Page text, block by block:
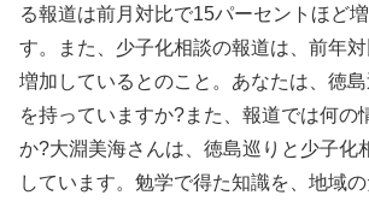
る報道は前月対比で15パーセントほど
す。また、少子化相談の報道は、前年
増加しているとのこと。あなたは、徳
を持っていますか?また、報道では何の
か?大淵美海さんは、徳島巡りと少子化
しています。勉学で得た知識を、地域